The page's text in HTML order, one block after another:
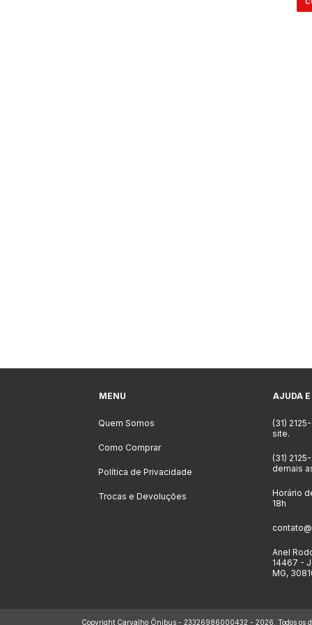
MENU
Quem Somos
Como Comprar
Política de Privacidade
Trocas e Devoluções
AJUDA E
(31)
site.
(31)
demais
Horário
18h
Anel
14467 -
MG,
Copyright Carvalho Ônibus - 23326986000432 - 2026. Todos os